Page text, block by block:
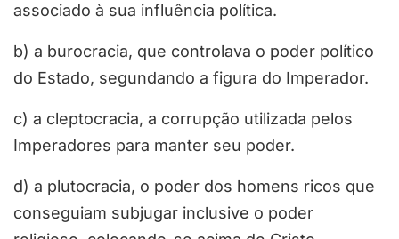
associado à sua influência política.
b) a burocracia, que controlava o poder político
do Estado, segundando a figura do Imperador.
c) a cleptocracia, a corrupção utilizada pelos
Imperadores para manter seu poder.
d) a plutocracia, o poder dos homens ricos que
conseguiam subjugar inclusive o poder